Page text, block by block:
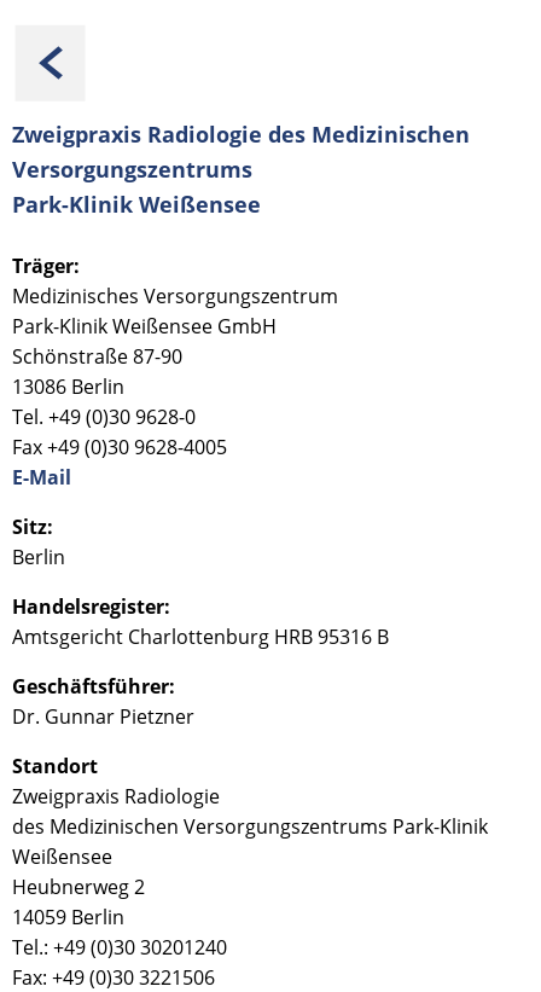
Zweigpraxis Radiologie des Medizinischen
Versorgungszentrums
Park-Klinik Weißensee
Träger:
Medizinisches Versorgungszentrum
Park-Klinik Weißensee GmbH
Schönstraße 87-90
13086 Berlin
Tel. +49 (0)30 9628-0
Fax +49 (0)30 9628-4005
E-Mail
Sitz:
Berlin
Handelsregister:
Amtsgericht Charlottenburg HRB 95316 B
Geschäftsführer:
Dr. Gunnar Pietzner
Standort
Zweigpraxis Radiologie
des Medizinischen Versorgungszentrums Park-Klinik
Weißensee
Heubnerweg 2
14059 Berlin
Tel.: +49 (0)30 30201240
Fax: +49 (0)30 3221506